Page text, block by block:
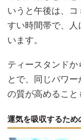
いうと午後は、
すい時間帯で、人
います。
ティースタンドか
とで、同じパワ
の質が高めること
運気を吸収するため